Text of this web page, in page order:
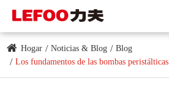
Hogar Noticias & Blog
Blog
Los fundamentos de las bombas peristálticas